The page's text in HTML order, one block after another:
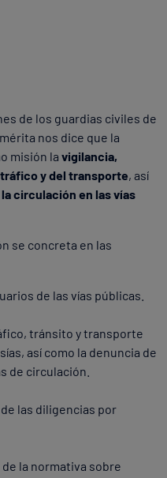
de los guardias civiles de
nos dice que la
misión la vigilancia,
y del transporte, así
circulación en las vías
se concreta en las
de las vías públicas.
tránsito y transporte
así como la denuncia de
de circulación.
las diligencias por
la normativa sobre